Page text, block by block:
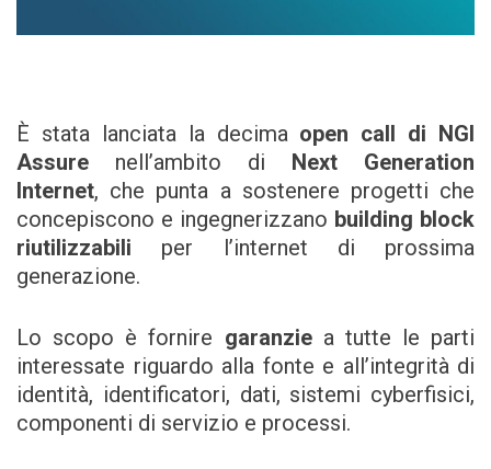
È stata lanciata la decima open call di NGI
Assure nell’ambito di Next Generation
Internet, che punta a sostenere progetti che
concepiscono e ingegnerizzano building block
riutilizzabili per l’internet di prossima
generazione.
Lo scopo è fornire garanziea tutte le parti
interessate riguardo alla fonte e all’integrità di
identità, identificatori, dati, sistemi cyberfisici,
componenti di servizio e processi.